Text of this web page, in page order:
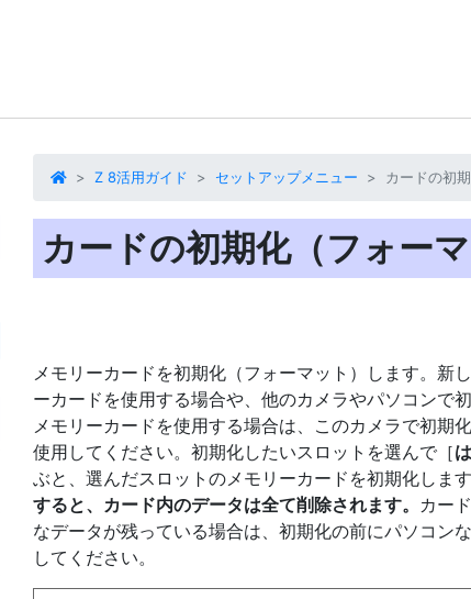
Z 8活用ガイド セットアップメニュー カードの初
カードの初期化（フォー
メモリーカードを初期化（フォーマット）します。新
ーカードを使用する場合や、他のカメラやパソコンで
メモリーカードを使用する場合は、このカメラで初期
使用してください。初期化したいスロットを選んで［
ぶと、選んだスロットのメモリーカードを初期化しま
すると、カード内のデータは全て削除されます。 カー
なデータが残っている場合は、初期化の前にパソコン
してください。